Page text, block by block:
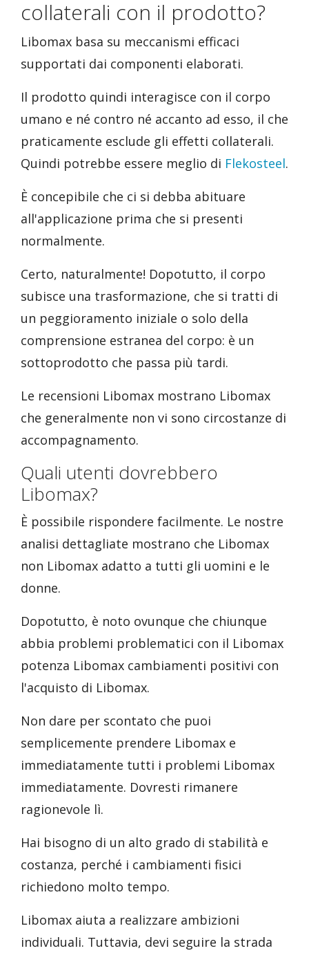
collaterali con il prodotto?
Libomax basa su meccanismi efficaci
supportati dai componenti elaborati.
Il prodotto quindi interagisce con il corpo
umano e né contro né accanto ad esso, il che
praticamente esclude gli effetti collaterali.
Quindi potrebbe essere meglio di Flekosteel.
È concepibile che ci si debba abituare
all'applicazione prima che si presenti
normalmente.
Certo, naturalmente! Dopotutto, il corpo
subisce una trasformazione, che si tratti di
un peggioramento iniziale o solo della
comprensione estranea del corpo: è un
sottoprodotto che passa più tardi.
Le recensioni Libomax mostrano Libomax
che generalmente non vi sono circostanze di
accompagnamento.
Quali utenti dovrebbero
Libomax?
È possibile rispondere facilmente. Le nostre
analisi dettagliate mostrano che Libomax
non Libomax adatto a tutti gli uomini e le
donne.
Dopotutto, è noto ovunque che chiunque
abbia problemi problematici con il Libomax
potenza Libomax cambiamenti positivi con
l'acquisto di Libomax.
Non dare per scontato che puoi
semplicemente prendere Libomax e
immediatamente tutti i problemi Libomax
immediatamente. Dovresti rimanere
ragionevole lì.
Hai bisogno di un alto grado di stabilità e
costanza, perché i cambiamenti fisici
richiedono molto tempo.
Libomax aiuta a realizzare ambizioni
individuali. Tuttavia, devi seguire la strada